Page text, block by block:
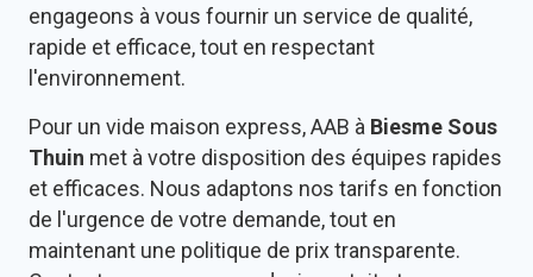
engageons à vous fournir un service de qualité,
rapide et efficace, tout en respectant
l'environnement.
Pour un vide maison express, AAB à Biesme Sous
Thuin met à votre disposition des équipes rapides
et efficaces. Nous adaptons nos tarifs en fonction
de l'urgence de votre demande, tout en
maintenant une politique de prix transparente.